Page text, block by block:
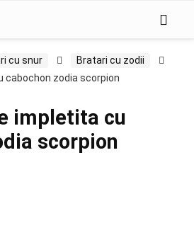
cu snur
Bratari cu zodii
cabochon zodia scorpion
impletita cu
scorpion